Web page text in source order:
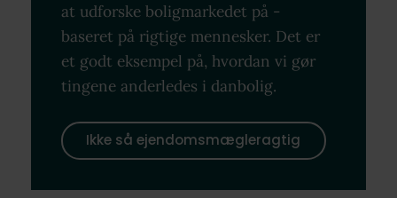
at udforske boligmarkedet på -
baseret på rigtige mennesker. Det er
et godt eksempel på, hvordan vi gør
tingene anderledes i danbolig.
Ikke så ejendomsmægleragtig